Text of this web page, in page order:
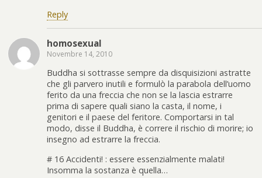
Reply
homosexual
Novembre 14, 2010
Buddha si sottrasse sempre da disquisizioni astratte
che gli parvero inutili e formulò la parabola dell’uomo
ferito da una freccia che non se la lascia estrarre
prima di sapere quali siano la casta, il nome, i
genitori e il paese del feritore. Comportarsi in tal
modo, disse il Buddha, è correre il rischio di morire; io
insegno ad estrarre la freccia.
# 16 Accidenti! : essere essenzialmente malati!
Insomma la sostanza è quella…